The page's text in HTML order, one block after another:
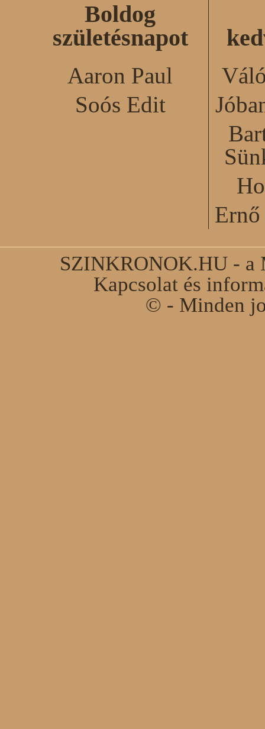
Boldog
születésnapot
Aaron Paul
Soós Edit
SZINKRONOK.HU - a
Kapcsolat és
© - Minden